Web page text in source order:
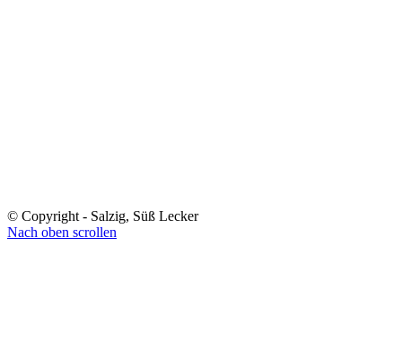
© Copyright - Salzig, Süß Lecker
Nach oben scrollen